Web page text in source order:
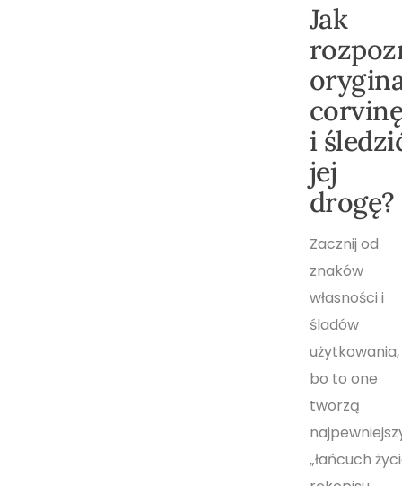
Jak
i
jej
drogę?
Zacznij od
znaków
własności i
śladów
użytkowania,
bo to one
tworzą
„łańcuch